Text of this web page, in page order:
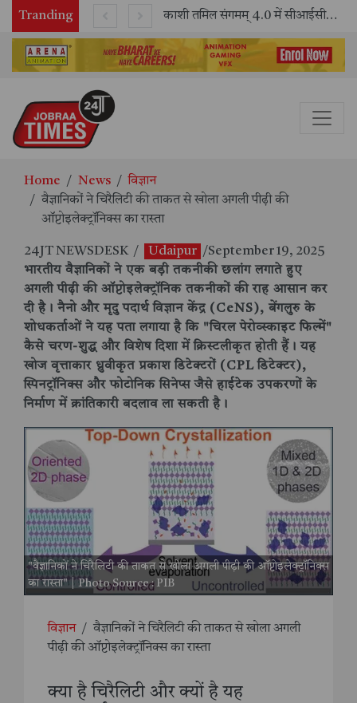
Tranding काशी तमिल संगमम् 4.0 में सीआईसीटी का स्टॉल बना तमिल भाषा और संस्कृति का केंद्र, ‘तमिल करकलाम’ से सीखना हुआ सरल
Home News
विज्ञान
वैज्ञानिकों ने चिरैलिटी की ताकत से खोला अगली पीढ़ी की
ऑप्टोइलेक्ट्रॉनिक्स का रास्ता
24JT NEWSDESK / Udaipur /September 19, 2025
भारतीय वैज्ञानिकों ने एक बड़ी तकनीकी छलांग लगाते हुए
अगली पीढ़ी की ऑप्टोइलेक्ट्रॉनिक तकनीकों की राह आसान कर
दी है। नैनो और मृदु पदार्थ विज्ञान केंद्र (CeNS), बेंगलुरु के
शोधकर्ताओं ने यह पता लगाया है कि "चिरल पेरोव्स्काइट फिल्में"
कैसे चरण-शुद्ध और विशेष दिशा में क्रिस्टलीकृत होती हैं। यह
खोज वृत्ताकार ध्रुवीकृत प्रकाश डिटेक्टरों (CPL डिटेक्टर),
स्पिनट्रॉनिक्स और फोटोनिक सिनेप्स जैसे हाईटेक उपकरणों के
निर्माण में क्रांतिकारी बदलाव ला सकती है।
"वैज्ञानिकों ने चिरैलिटी की ताकत से खोला अगली पीढ़ी की ऑप्टोइलेक्ट्रॉनिक्स
का रास्ता" | Photo Source : PIB
विज्ञान / वैज्ञानिकों ने चिरैलिटी की ताकत से खोला अगली
पीढ़ी की ऑप्टोइलेक्ट्रॉनिक्स का रास्ता
क्या है चिरैलिटी और क्यों है यह